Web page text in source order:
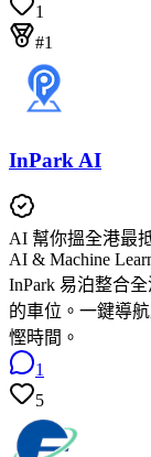
1
#1
InPark AI
AI 幫你搵全港最
AI & Machine
InPark 易泊整合
的車位。一鍵導
慳時間。
1
5